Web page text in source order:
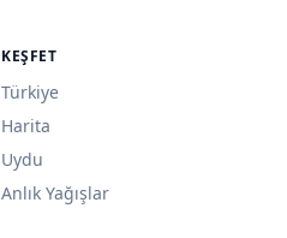
KEŞFET
Türkiye
Harita
Uydu
Anlık Yağışlar